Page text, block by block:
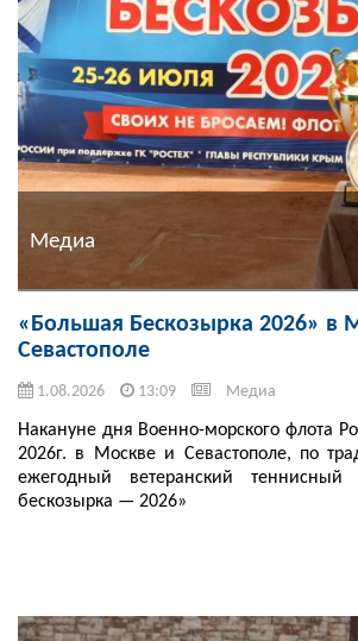
Медиа
«Большая Бескозырка 2026» в
Севастополе
1.08.2026 13:09 Медиа
Накануне дня Военно-морского флота
2026г. в Москве и Севастополе, по
ежегодный ветеранский теннисный
бескозырка — 2026»